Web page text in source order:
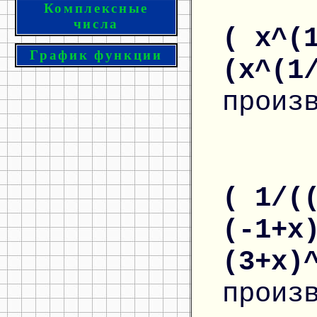
Комплексные
числа
График функции
(
( 1/
(-